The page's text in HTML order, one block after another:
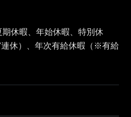
期休暇、年始休暇、特別休
休）、年次有給休暇（※有給